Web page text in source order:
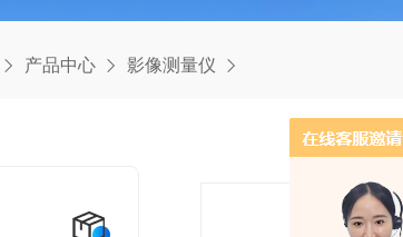
产品中心 影像测量仪